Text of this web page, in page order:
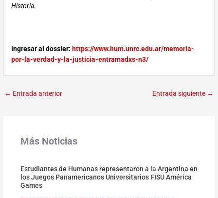
Historia.
Ingresar al dossier: https://www.hum.unrc.edu.ar/memoria-
por-la-verdad-y-la-justicia-entramadxs-n3/
← Entrada anterior Entrada siguiente →
Más Noticias
Estudiantes de Humanas representaron a la Argentina en
los Juegos Panamericanos Universitarios FISU América
Games